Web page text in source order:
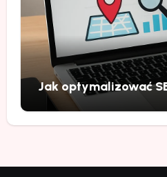
Jak optymalizować